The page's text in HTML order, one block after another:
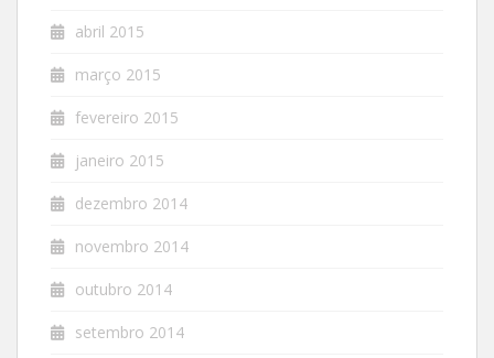
abril 2015
março 2015
fevereiro 2015
janeiro 2015
dezembro 2014
novembro 2014
outubro 2014
setembro 2014